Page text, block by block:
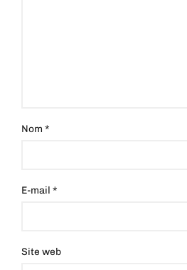
Nom*
E-mail*
Site web